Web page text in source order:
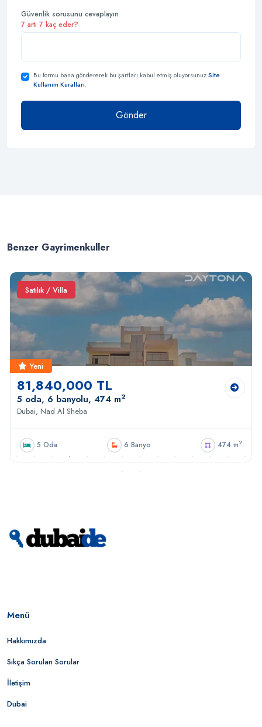
Güvenlik sorusunu cevaplayın
7 artı 7 kaç eder?
Bu formu bana göndererek bu şartları kabul etmiş oluyorsunuzSite
Kullanım Kuralları.
Gönder
Benzer Gayrimenkuller
Satılık / Villa
Yeni
81,840,000 TL
5 oda, 6 banyolu, 474 m2
Dubai, Nad Al Sheba
5 Oda 6 Banyo 474 m2
Menü
Hakkımızda
Sıkça Sorulan Sorular
İletişim
Dubai